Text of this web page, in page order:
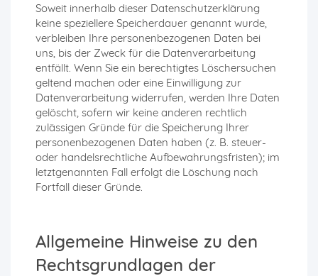
Soweit innerhalb dieser Datenschutzerklärung
keine speziellere Speicherdauer genannt wurde,
verbleiben Ihre personenbezogenen Daten bei
uns, bis der Zweck für die Datenverarbeitung
entfällt. Wenn Sie ein berechtigtes Löschersuchen
geltend machen oder eine Einwilligung zur
Datenverarbeitung widerrufen, werden Ihre Daten
gelöscht, sofern wir keine anderen rechtlich
zulässigen Gründe für die Speicherung Ihrer
personenbezogenen Daten haben (z. B. steuer-
oder handelsrechtliche Aufbewahrungsfristen); im
letztgenannten Fall erfolgt die Löschung nach
Fortfall dieser Gründe.
Allgemeine Hinweise zu den
Rechtsgrundlagen der